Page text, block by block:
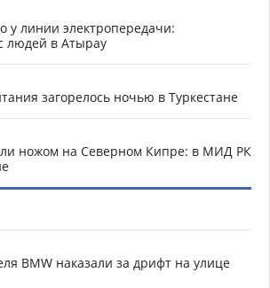
у линии электропередачи:
людей в Атырау
загорелось ночью в Туркестане
ножом на Северном Кипре: в МИД РК
BMW наказали за дрифт на улице